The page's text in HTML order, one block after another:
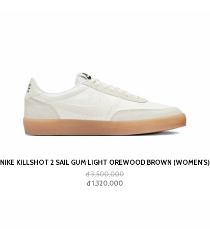
NIKE KILLSHOT 2 SAIL GUM LIGHT OREWOOD BROWN (WOMEN'S)
đ 3,500,000
đ 1,320,000